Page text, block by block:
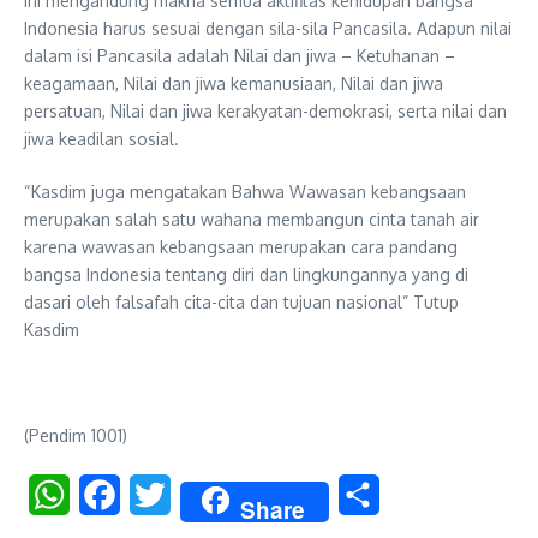
Indonesia harus sesuai dengan sila-sila Pancasila. Adapun nilai
dalam isi Pancasila adalah Nilai dan jiwa – Ketuhanan –
keagamaan, Nilai dan jiwa kemanusiaan, Nilai dan jiwa
persatuan, Nilai dan jiwa kerakyatan-demokrasi, serta nilai dan
jiwa keadilan sosial.
“Kasdim juga mengatakan Bahwa Wawasan kebangsaan
merupakan salah satu wahana membangun cinta tanah air
karena wawasan kebangsaan merupakan cara pandang
bangsa Indonesia tentang diri dan lingkungannya yang di
dasari oleh falsafah cita-cita dan tujuan nasional” Tutup
Kasdim
(Pendim 1001)
WhatsAppFacebookTwitter Share